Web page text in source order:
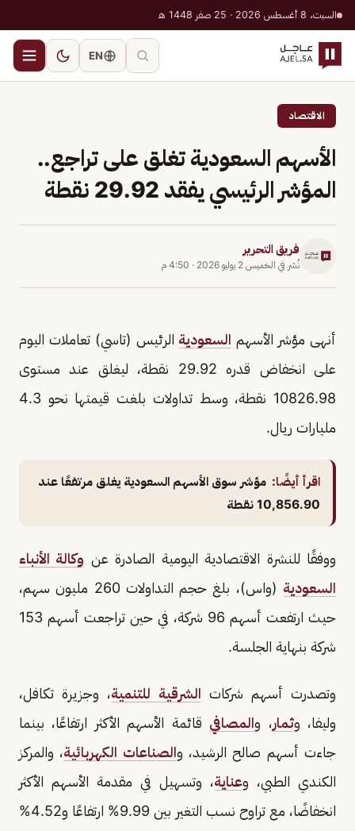
السبت، 8 أغسطس 2026 · 25 صفر 1448 هـ
EN
الاقتصاد
الأسهم السعودية تغلق على تراجع..
المؤشر الرئيسي يفقد 29.92 نقطة
فريق التحرير
نُشر في الخميس 2 يوليو 2026 · 4:50 م
أنهى مؤشر الأسهم السعودية الرئيس (تاسي) تعاملات اليوم
على انخفاض قدره 29.92 نقطة، ليغلق عند مستوى
10826.98 نقطة، وسط تداولات بلغت قيمتها نحو 4.3
مليارات ريال.
اقرأ أيضًا: مؤشر سوق الأسهم السعودية يغلق مرتفعًا عند
10,856.90 نقطة
ووفقًا للنشرة الاقتصادية اليومية الصادرة عن وكالة الأنباء
السعودية
(واس)، بلغ حجم التداولات 260 مليون سهم،
حيث ارتفعت أسهم 96 شركة، في حين تراجعت أسهم 153
شركة بنهاية الجلسة.
وتصدرت أسهم شركات الشرقية للتنمية، وجزيرة تكافل،
وليفا، وثمار، والمصافي قائمة الأسهم الأكثر ارتفاعًا، بينما
جاءت أسهم صالح الرشيد، والصناعات الكهربائية، والمركز
الكندي الطبي، وعناية، وتسهيل في مقدمة الأسهم الأكثر
انخفاضًا، مع تراوح نسب التغير بين 9.99% ارتفاعًا و4.52%